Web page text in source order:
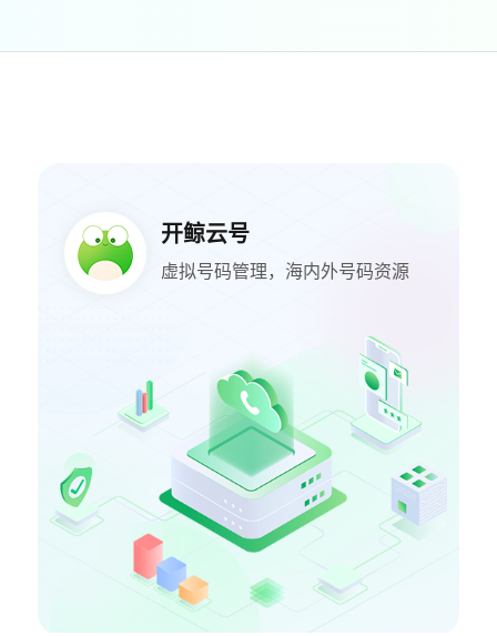
开鲸云号
虚拟号码管理，海内外号码资源